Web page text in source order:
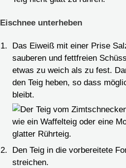
Eischnee unterheben
Das Eiweiß mit einer Prise
sauberen und fettfreien
etwas zu weich als zu fest.
den Teig heben, so dass
bleibt.
Den Teig in die vorbereitete
streichen.